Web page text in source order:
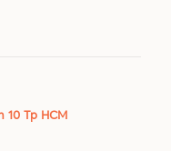
Tp HCM